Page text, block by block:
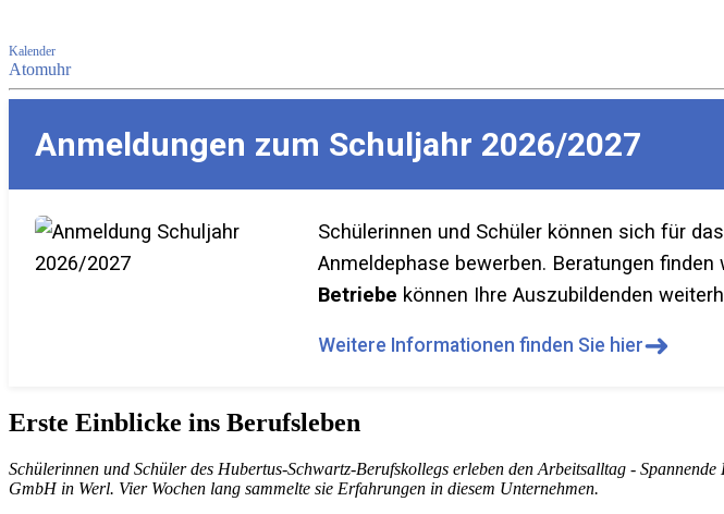
Kalender
Atomuhr
Anmeldungen zum Schuljahr 2026/2027
Schülerinnen und Schüler können sich für
Anmeldephase bewerben. Beratungen
Betriebe können Ihre Auszubildenden
Weitere Informationen finden Sie hier➜
Erste Einblicke ins Berufsleben
Schülerinnen und Schüler des Hubertus-Schwartz-Berufskollegs erleben den Arbeitsalltag -
GmbH in Werl. Vier Wochen lang sammelte sie Erfahrungen in diesem Unternehmen.